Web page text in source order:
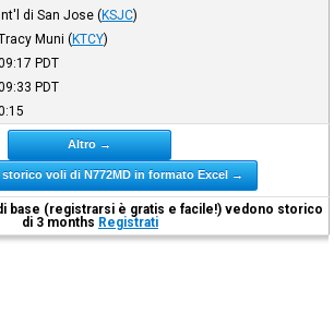
di San Jose (KSJC)
Muni (KTCY)
PDT
PDT
Altro →
voli di N772MD in formato Excel →
base (registrarsi è gratis e facile!) vedono storico
di 3 months Registrati